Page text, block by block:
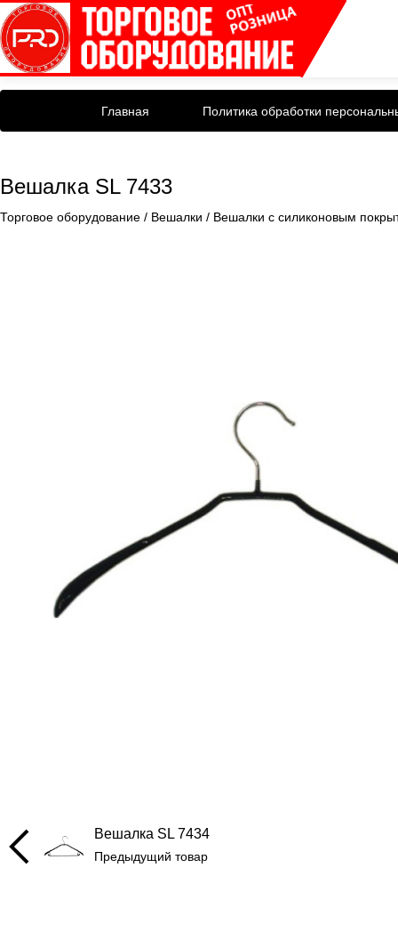
Главная Политика обработки
Вешалка SL 7433
Торговое оборудование / Вешалки / Вешалки с силиконовым
Вешалка SL 7434
Предыдущий товар